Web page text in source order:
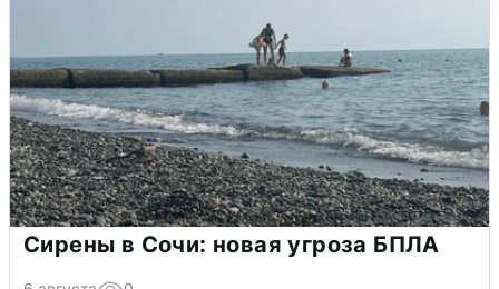
Сирены в Сочи: новая угроза БПЛА